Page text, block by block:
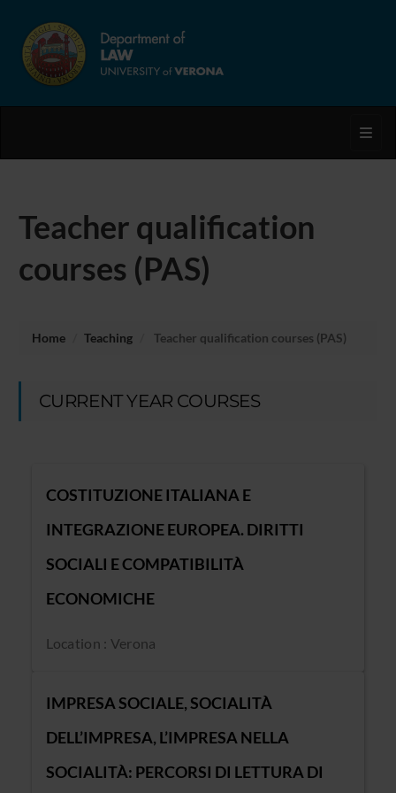
Teacher qualification
courses (PAS)
Home Teaching Teacher qualification courses (PAS)
CURRENT YEAR COURSES
COSTITUZIONE ITALIANA E
INTEGRAZIONE EUROPEA. DIRITTI
SOCIALI E COMPATIBILITÀ
ECONOMICHE
Location : Verona
IMPRESA SOCIALE, SOCIALITÀ
DELL’IMPRESA, L’IMPRESA NELLA
SOCIALITÀ: PERCORSI DI LETTURA DI